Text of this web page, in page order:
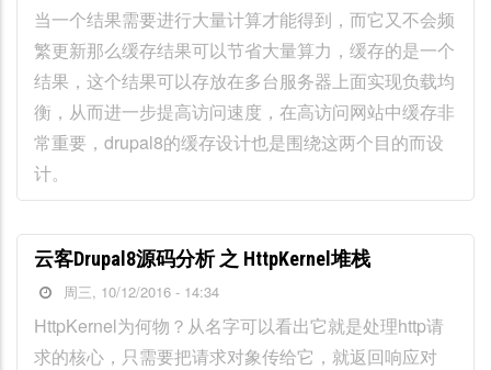
当一个结果需要进行大量计算才能得到，而它又不会频
繁更新那么缓存结果可以节省大量算力，缓存的是一个
结果，这个结果可以存放在多台服务器上面实现负载均
衡，从而进一步提高访问速度，在高访问网站中缓存非
常重要，drupal8的缓存设计也是围绕这两个目的而设
计。
云客Drupal8源码分析 之 HttpKernel堆栈
周三, 10/12/2016 - 14:34
HttpKernel为何物？从名字可以看出它就是处理http请
求的核心，只需要把请求对象传给它，就返回响应对